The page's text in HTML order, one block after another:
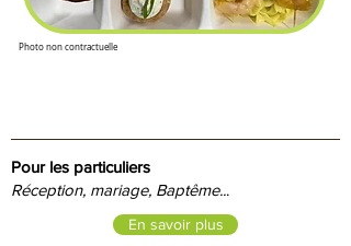
Photo non contractuelle
Pour les particuliers
Réception, mariage, Baptême...
En savoir plus